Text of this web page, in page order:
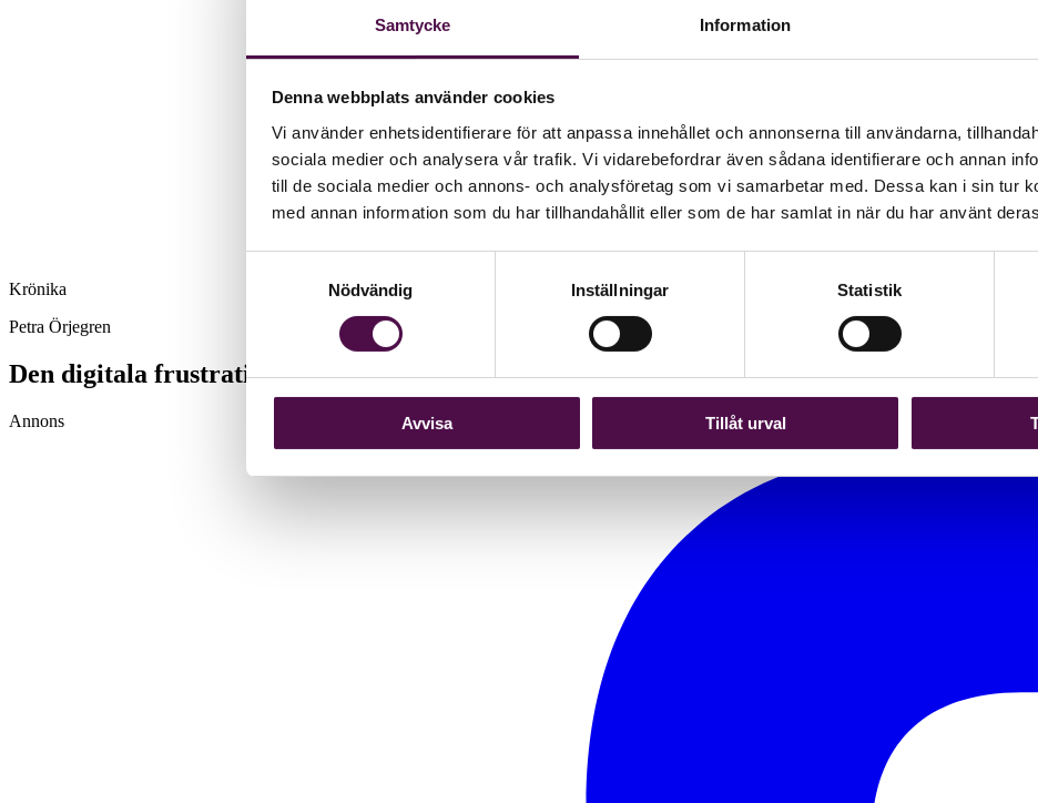
Samtycke Information
Denna webbplats använder cookies
Vi använder enhetsidentifierare för att anpassa innehållet och annonserna till användarna,
sociala medier och analysera vår trafik. Vi vidarebefordrar även sådana identifierare och annan
till de sociala medier och annons- och analysföretag som vi samarbetar med. Dessa kan i sin tur
med annan information som du har tillhandahållit eller som de har samlat in när du har använt
Nödvändig
Inställningar Statistik
Avvisa Tillåt urval
Krönika
Petra Örjegren
Den digitala frustrationen
Annons